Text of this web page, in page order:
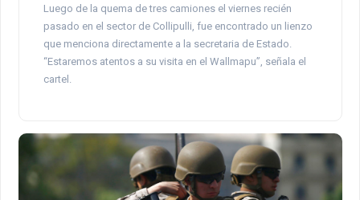
Luego de la quema de tres camiones el viernes recién
pasado en el sector de Collipulli, fue encontrado un lienzo
que menciona directamente a la secretaria de Estado.
“Estaremos atentos a su visita en el Wallmapu”, señala el
cartel.